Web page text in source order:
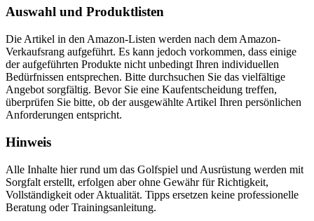
Auswahl und Produktlisten
Die Artikel in den Amazon-Listen werden nach dem Amazon-
Verkaufsrang aufgeführt. Es kann jedoch vorkommen, dass einige
der aufgeführten Produkte nicht unbedingt Ihren individuellen
Bedürfnissen entsprechen. Bitte durchsuchen Sie das vielfältige
Angebot sorgfältig. Bevor Sie eine Kaufentscheidung treffen,
überprüfen Sie bitte, ob der ausgewählte Artikel Ihren persönlichen
Anforderungen entspricht.
Hinweis
Alle Inhalte hier rund um das Golfspiel und Ausrüstung werden mit
Sorgfalt erstellt, erfolgen aber ohne Gewähr für Richtigkeit,
Vollständigkeit oder Aktualität. Tipps ersetzen keine professionelle
Beratung oder Trainingsanleitung.